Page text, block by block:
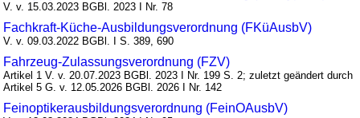
V. v. 15.03.2023 BGBl. 2023 I Nr. 78
Fachkraft-Küche-Ausbildungsverordnung (FKüAusbV)
V. v. 09.03.2022 BGBl. I S. 389, 690
Fahrzeug-Zulassungsverordnung (FZV)
Artikel 1 V. v. 20.07.2023 BGBl. 2023 I Nr. 199 S. 2; zuletzt geändert durch
Artikel 5 G. v. 12.05.2026 BGBl. 2026 I Nr. 142
Feinoptikerausbildungsverordnung (FeinOAusbV)